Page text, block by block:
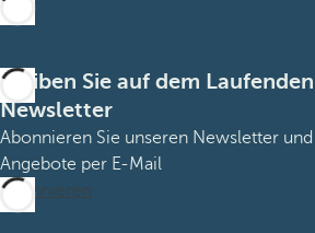
Bleiben Sie auf dem
Newsletter
Abonnieren Sie unseren Newsletter
Angebote per E-Mail
Abonnieren